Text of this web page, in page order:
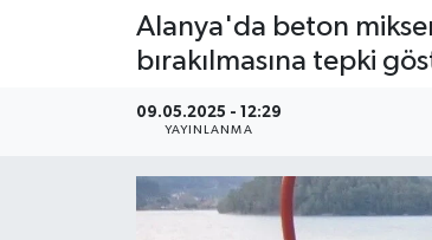
Alanya'da beton
bırakılmasına tepki
09.05.2025 - 12:29
YAYINLANMA
Son Dakika Haberleri